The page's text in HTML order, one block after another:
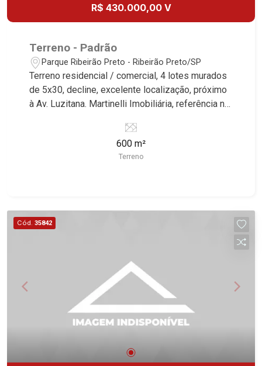
R$ 430.000,00 V
Terreno - Padrão
Parque Ribeirão Preto - Ribeirão Preto/SP
Terreno residencial / comercial, 4 lotes murados
de 5x30, decline, excelente localização, próximo
à Av. Luzitana. Martinelli Imobiliária, referência no
Alto da Boa Vista | Ribeirão Preto.
600 m²
Terreno
Cód. 35842